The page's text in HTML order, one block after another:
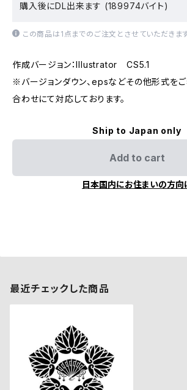
購入後にDL出来ます (189974バイト)
この商品は1点までのご注文とさせていただきます
作成バージョン：Illustrator CS5.1
※バージョンダウン、epsなどその他形式を
合わせにて対応しております。
Ship to Japan only
Add to cart
日本国内にお住まいの方向
最近チェックした商品